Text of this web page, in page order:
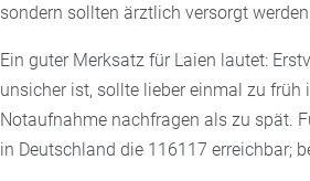
sondern sollten ärztlich versorgt
Ein guter Merksatz für Laien lautet:
unsicher ist, sollte lieber einmal zu
Notaufnahme nachfragen als zu spät.
in Deutschland die 116117 erreichbar;